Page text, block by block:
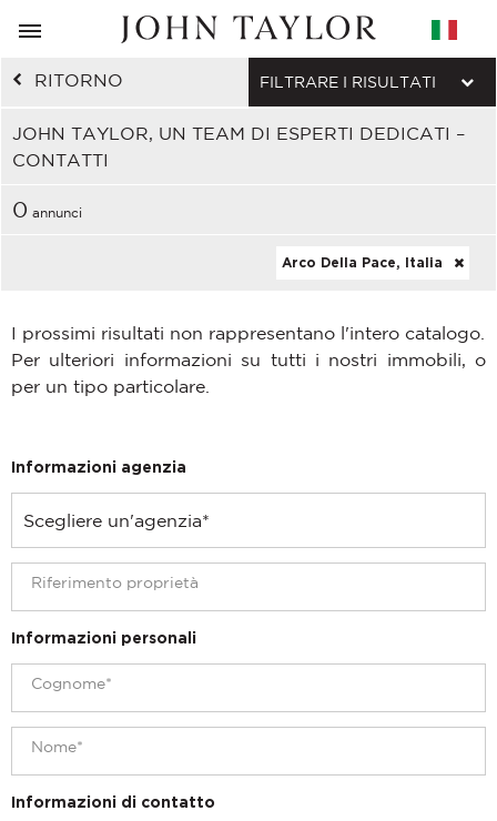
RITORNO
JOHN TAYLOR, UN TEAM DI ESPERTI DEDICATI –
CONTATTI
FILTRARE I RISULTATI
0 annunci
Arco Della Pace, Italia
I prossimi risultati non rappresentano l'intero catalogo.
Per ulteriori informazioni su tutti i nostri immobili, o
per un tipo particolare.
Informazioni agenzia
Informazioni personali
Informazioni di contatto